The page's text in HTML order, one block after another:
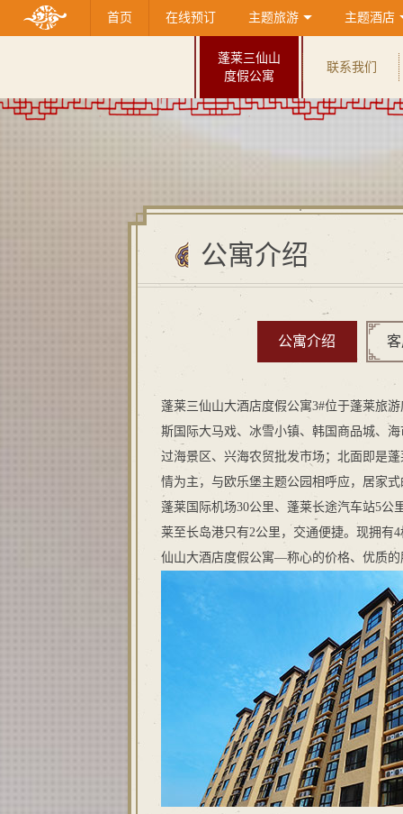
首页 在线预订 主题旅游 主题酒店
蓬莱三仙山
度假公寓
联系我们
公寓介绍
公寓介绍
蓬莱三仙山大酒店度假公寓3#位于蓬莱旅
斯国际大马戏、冰雪小镇、韩国商品城、
过海景区、兴海农贸批发市场；北面即是
情为主，与欧乐堡主题公园相呼应，居家
蓬莱国际机场30公里、蓬莱长途汽车站5公
莱至长岛港只有2公里，交通便捷。现拥有
仙山大酒店度假公寓—称心的价格、优质